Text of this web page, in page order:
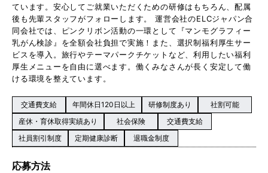
ています。安心してご就業いただくための研修はもちろん、配属
後も先輩スタッフがフォローします。 運営会社のELCジャパン合
同会社では、ピンクリボン活動の一環として『マンモグラフィー
乳がん検診』を全額会社負担で実施！また、選択制福利厚生サー
ビスを導入。旅行やテーマパークチケットなど、利用したい福利
厚生メニューを自由に選べます。働くみなさんが長く安定して働
ける環境を整えています。
交通費支給 年間休日120日以上 研修制度あり
社割可能
産休・育休取得実績あり
社会保険
交通費支給
社員割引制度
定期健康診断 退職金制度
応募方法